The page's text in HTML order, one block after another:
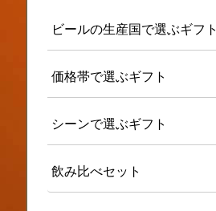
ビールの生産国で選ぶギフト
価格帯で選ぶギフト
シーンで選ぶギフト
飲み比べセット